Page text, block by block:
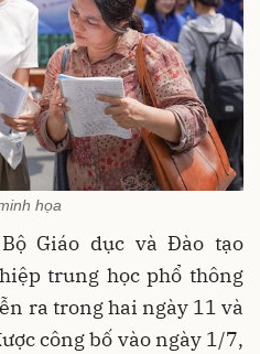
họa
Giáo dục và Đào tạo
trung học phổ thông
ra trong hai ngày 11 và
công bố vào ngày 1/7,